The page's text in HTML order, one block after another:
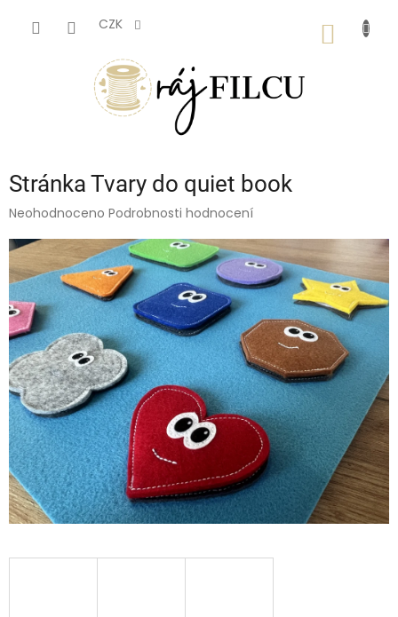
CZK
Stránka Tvary do quiet book
Průměrné
produktu
je
0,0
z
5
hvězdiček.
Neohodnoceno Podrobnosti hodnocení